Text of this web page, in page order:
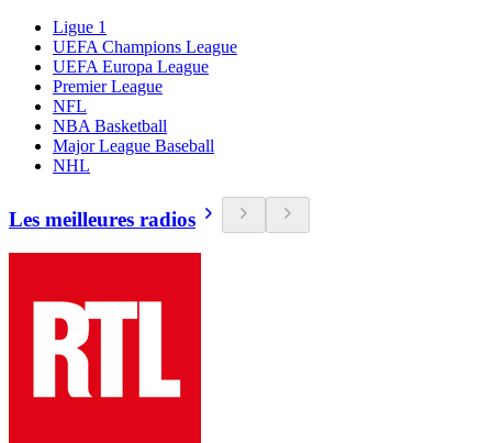
Ligue 1
UEFA Champions League
UEFA Europa League
Premier League
NFL
NBA Basketball
Major League Baseball
NHL
Les meilleures radios